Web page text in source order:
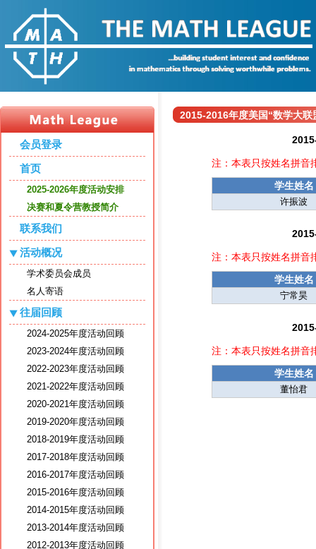
会员登录
首页
2025-2026年度活动安排
决赛和夏令营教授简介
联系我们
活动概况
学术委员会成员
名人寄语
往届回顾
2024-2025年度活动回顾
2023-2024年度活动回顾
2022-2023年度活动回顾
2021-2022年度活动回顾
2020-2021年度活动回顾
2019-2020年度活动回顾
2018-2019年度活动回顾
2017-2018年度活动回顾
2016-2017年度活动回顾
2015-2016年度活动回顾
2014-2015年度活动回顾
2013-2014年度活动回顾
2012-2013年度活动回顾
2015-2016年度美国“数学大
注：本表只按姓名拼音
学生姓名
许振波
注：本表只按姓名拼音
学生姓名
宁常昊
注：本表只按姓名拼音
学生姓名
董怡君